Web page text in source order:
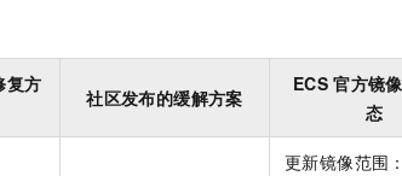
复方
社区发布的缓解方案
ECS 官方镜
态
更新镜像范围：
任务能力而生
Wan2.7-T2V
版 ACK
用的 K8s 服务
云防火墙
云原生的云上边界网络安全防护
有专属 AI 工程团队
日常办公高频场景
15元/月
务码
3.8-Max
AI 短剧/漫剧
AI助力短剧漫剧创作，剧本、分镜
AI智能应用，一键激活高效办公新
WordPress
Ubuntu
Red Hat
成为服务伙伴
服务生态伙伴